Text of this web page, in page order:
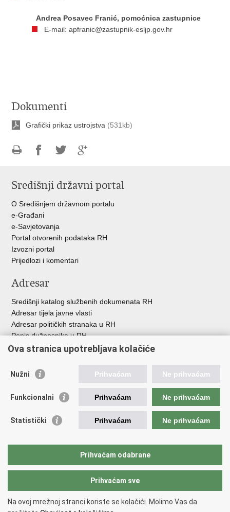
Andrea Posavec Franić, pomoćnica zastupnice
E-mail: apfranic@zastupnik-esljp.gov.hr
Dokumenti
Grafički prikaz ustrojstva (531kb)
FacebookuTwitteruGoogle
Središnji državni portal
O Središnjem državnom portalu
e-Građani
e-Savjetovanja
Portal otvorenih podataka RH
Izvozni portal
Prijedlozi i komentari
Adresar
Središnji katalog službenih dokumenata RH
Adresar tijela javne vlasti
Adresar političkih stranaka u RH
Popis dužnosnika u RH
Besplatni telefoni javne uprave
Korisne poveznice
Vlada Republike Hrvatske
Vijeće Europe
Povjerenik za informiranje
Političke stranke i izbori
Copyright © 2026 Ured zastupnika Republike Hrvatske pred Europskim
Ova stranica upotrebljava kolačiće
Nužni Prihvaćam Ne prihvaćam
Funkcionalni Prihvaćam Ne prihvaćam
Statistički Prihvaćam Ne prihvaćam
Prihvaćam odabrane
Prihvaćam sve
Na ovoj mrežnoj stranci koriste se kolačići. Molimo Vas da